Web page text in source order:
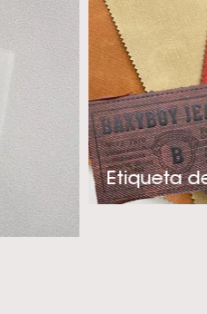
en una alucinante
tacto y muy
nuestra experiencia
la creación de
nuestros
termo bruñido por
o embalaje, ¡por
intentando